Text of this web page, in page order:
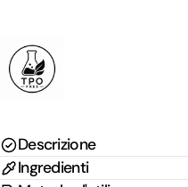
Descrizione
Ingredienti